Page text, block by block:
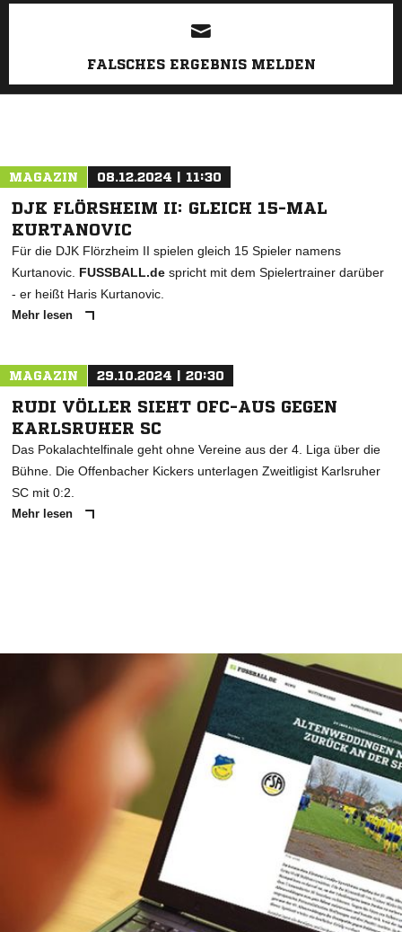
ANZEIGE
FALSCHES ERGEBNIS MELDEN
MAGAZIN 08.12.2024 | 11:30
DJK FLÖRSHEIM II: GLEICH 15-MAL
KURTANOVIC
Für die DJK Flörzheim II spielen gleich 15 Spieler namens
Kurtanovic. FUSSBALL.de spricht mit dem Spielertrainer darüber
- er heißt Haris Kurtanovic.
Mehr lesen
MAGAZIN 29.10.2024 | 20:30
RUDI VÖLLER SIEHT OFC-AUS GEGEN
KARLSRUHER SC
Das Pokalachtelfinale geht ohne Vereine aus der 4. Liga über die
Bühne. Die Offenbacher Kickers unterlagen Zweitligist Karlsruher
SC mit 0:2.
Mehr lesen